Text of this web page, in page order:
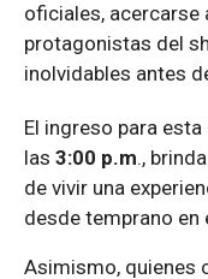
oficiales,
protagonistas del
inolvidables antes
El ingreso para
las 3:00 p.m.,
de vivir una
desde temprano en
Asimismo, quienes